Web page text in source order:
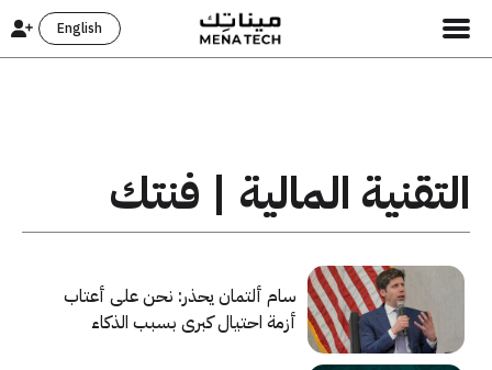
English
التقنية المالية | فنتك
سام ألتمان يحذر: نحن على أعتاب
أزمة احتيال كبرى بسبب الذكاء